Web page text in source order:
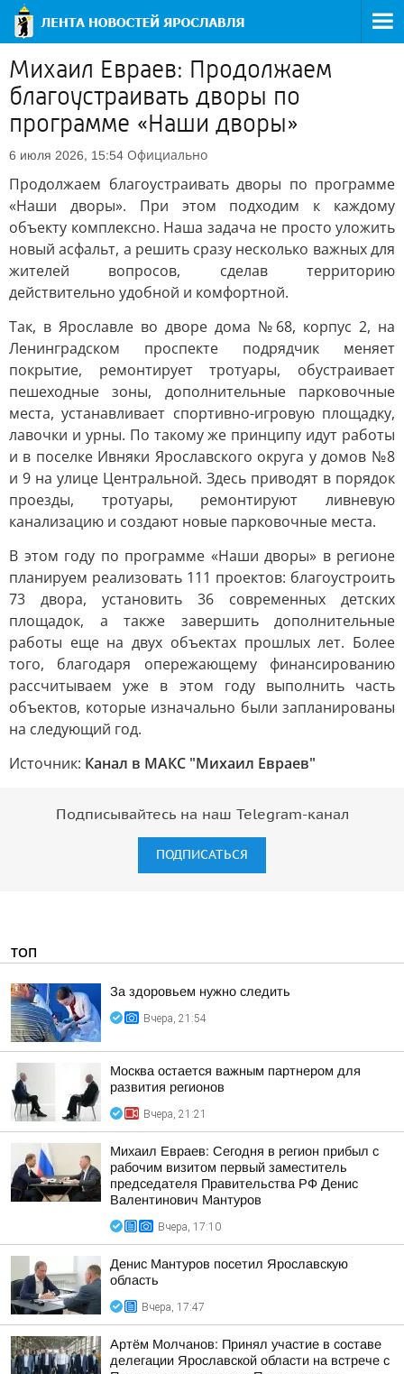
Михаил Евраев: Продолжаем
благоустраивать дворы по
программе «Наши дворы»
6 июля 2026, 15:54 Официально
Продолжаем благоустраивать дворы по программе
«Наши дворы». При этом подходим к каждому
объекту комплексно. Наша задача не просто уложить
новый асфальт, а решить сразу несколько важных для
жителей вопросов, сделав территорию
действительно удобной и комфортной.
Так, в Ярославле во дворе дома №68, корпус 2, на
Ленинградском проспекте подрядчик меняет
покрытие, ремонтирует тротуары, обустраивает
пешеходные зоны, дополнительные парковочные
места, устанавливает спортивно-игровую площадку,
лавочки и урны. По такому же принципу идут работы
и в поселке Ивняки Ярославского округа у домов №8
и 9 на улице Центральной. Здесь приводят в порядок
проезды, тротуары, ремонтируют ливневую
канализацию и создают новые парковочные места.
В этом году по программе «Наши дворы» в регионе
планируем реализовать 111 проектов: благоустроить
73 двора, установить 36 современных детских
площадок, а также завершить дополнительные
работы еще на двух объектах прошлых лет. Более
того, благодаря опережающему финансированию
рассчитываем уже в этом году выполнить часть
объектов, которые изначально были запланированы
на следующий год.
Источник: Канал в МАКС "Михаил Евраев"
Подписывайтесь на наш Telegram-канал
ПОДПИСАТЬСЯ
ТОП
За здоровьем нужно следить
Вчера, 21:54
Москва остается важным партнером для
развития регионов
Вчера, 21:21
Михаил Евраев: Сегодня в регион прибыл с
рабочим визитом первый заместитель
председателя Правительства РФ Денис
Валентинович Мантуров
Вчера, 17:10
Денис Мантуров посетил Ярославскую
область
Вчера, 17:47
Артём Молчанов: Принял участие в составе
делегации Ярославской области на встрече с